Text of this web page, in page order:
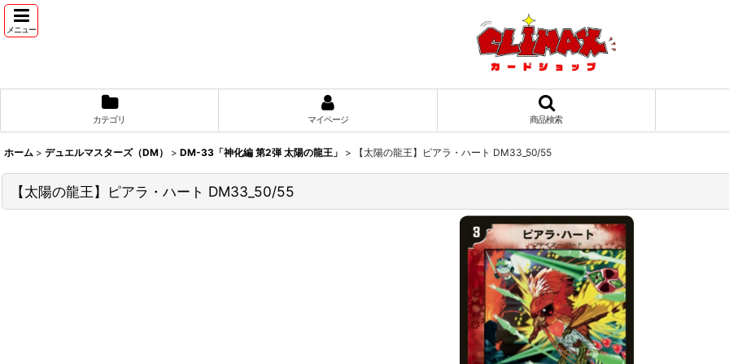
メニュー
カテゴリ マイページ 商品検索
ホーム > デュエルマスターズ（DM） > DM-33「神化編 第2弾 太陽の龍王」 > 【太陽の龍王】ピアラ・ハート DM33_50/55
【太陽の龍王】ピアラ・ハート DM33_50/55